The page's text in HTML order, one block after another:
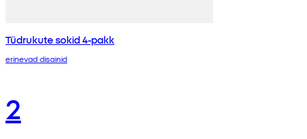
Tüdrukute sokid 4-pakk
erinevad disainid
2